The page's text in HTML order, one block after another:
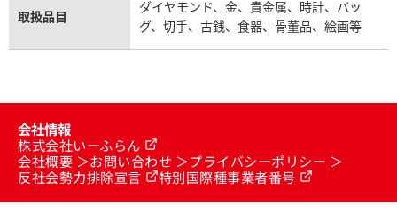
取扱品目
ダイヤモンド、金、貴金属、時計、バッ
グ、切手、古銭、食器、骨董品、絵画等
会社情報
株式会社いーふらん
会社概要
お問い合わせ
プライバシーポリシー
反社会勢力排除宣言
特別国際種事業者番号